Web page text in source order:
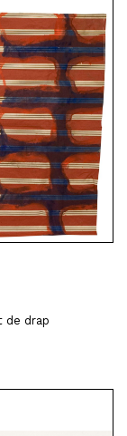
de drap